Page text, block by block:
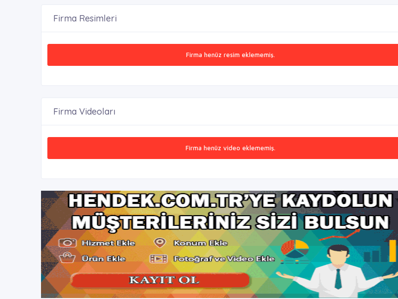
Firma Resimleri
Firma henüz resim eklememiş.
Firma Videoları
Firma henüz video eklememiş.